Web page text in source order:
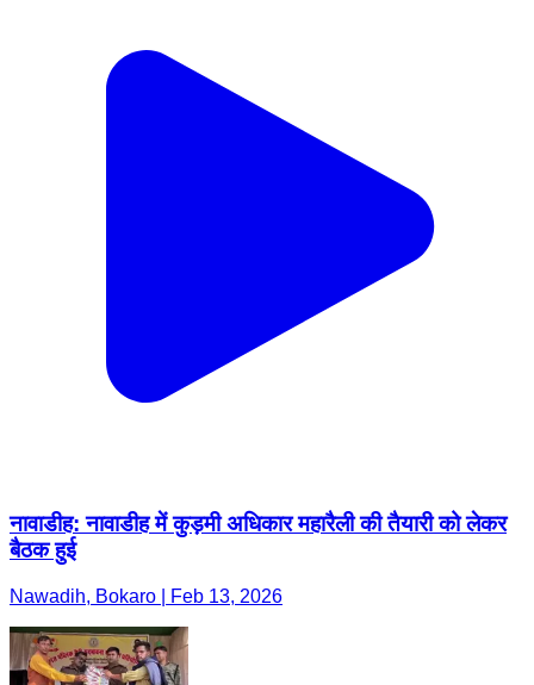
नावाडीह: नावाडीह में कुड़मी अधिकार महारैली की तैयारी को लेकर
बैठक हुई
Nawadih, Bokaro | Feb 13, 2026